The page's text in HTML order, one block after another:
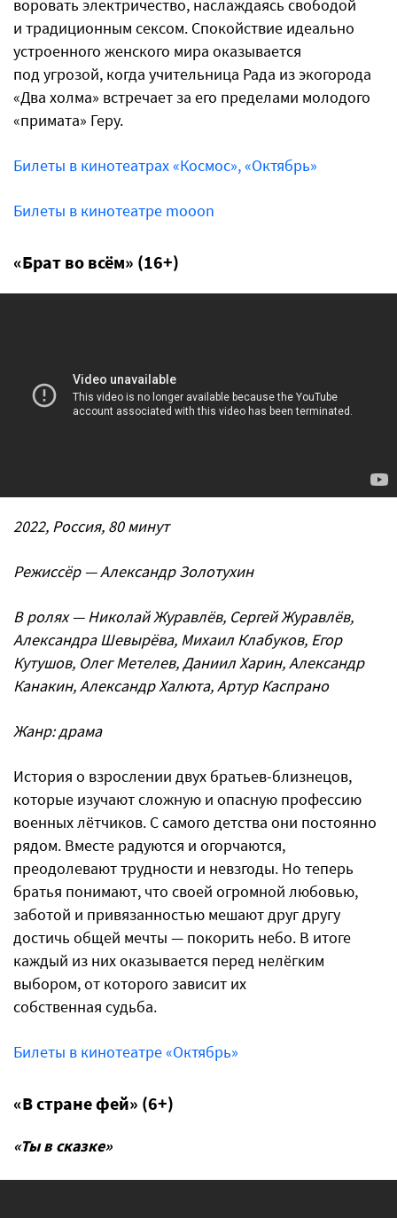
воровать электричество, наслаждаясь свободой
и традиционным сексом. Спокойствие идеально
устроенного женского мира оказывается
под угрозой, когда учительница Рада из экогорода
«Два холма» встречает за его пределами молодого
«примата» Геру.
Билеты в кинотеатрах «Космос», «Октябрь»
Билеты в кинотеатре mooon
«Брат во всём» (16+)
2022, Россия, 80 минут
Режиссёр — Александр Золотухин
В ролях — Николай Журавлёв, Сергей Журавлёв,
Александра Шевырёва, Михаил Клабуков, Егор
Кутушов, Олег Метелев, Даниил Харин, Александр
Канакин, Александр Халюта, Артур Каспрано
Жанр: драма
История о взрослении двух братьев-близнецов,
которые изучают сложную и опасную профессию
военных лётчиков. С самого детства они постоянно
рядом. Вместе радуются и огорчаются,
преодолевают трудности и невзгоды. Но теперь
братья понимают, что своей огромной любовью,
заботой и привязанностью мешают друг другу
достичь общей мечты — покорить небо. В итоге
каждый из них оказывается перед нелёгким
выбором, от которого зависит их
собственная судьба.
Билеты в кинотеатре «Октябрь»
«В стране фей» (6+)
«Ты в сказке»